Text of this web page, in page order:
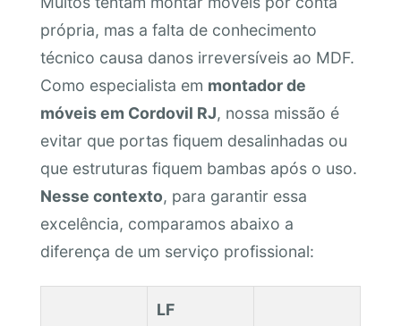
própria, mas a falta de conhecimento
técnico causa danos irreversíveis ao MDF.
Como especialista em montador de
móveis em Cordovil RJ, nossa missão é
evitar que portas fiquem desalinhadas ou
que estruturas fiquem bambas após o uso.
Nesse contexto, para garantir essa
excelência, comparamos abaixo a
diferença de um serviço profissional:
LF